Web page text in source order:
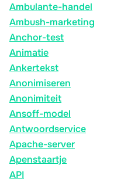
Ambulante-handel
Ambush-marketing
Anchor-test
Animatie
Ankertekst
Anonimiseren
Anonimiteit
Ansoff-model
Antwoordservice
Apache-server
Apenstaartje
API